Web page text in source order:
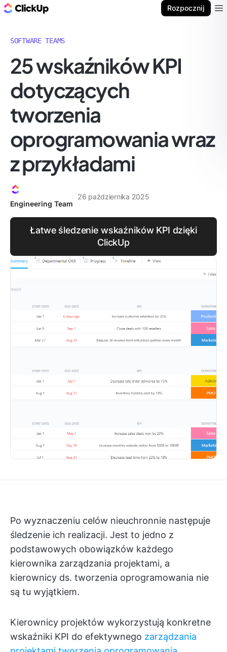
Rozpocznij
SOFTWARE TEAMS
25 wskaźników KPI
dotyczących
tworzenia
oprogramowania wraz
z przykładami
Engineering Team
26 października 2025
Łatwe śledzenie wskaźników KPI dzięki
ClickUp
Po wyznaczeniu celów nieuchronnie następuje
śledzenie ich realizacji. Jest to jedno z
podstawowych obowiązków każdego
kierownika zarządzania projektami, a
kierownicy ds. tworzenia oprogramowania nie
są tu wyjątkiem.
Kierownicy projektów wykorzystują konkretne
wskaźniki KPI do efektywnego zarządzania